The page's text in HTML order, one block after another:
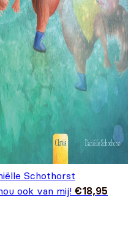
Schothorst
ook van mij! €18,95